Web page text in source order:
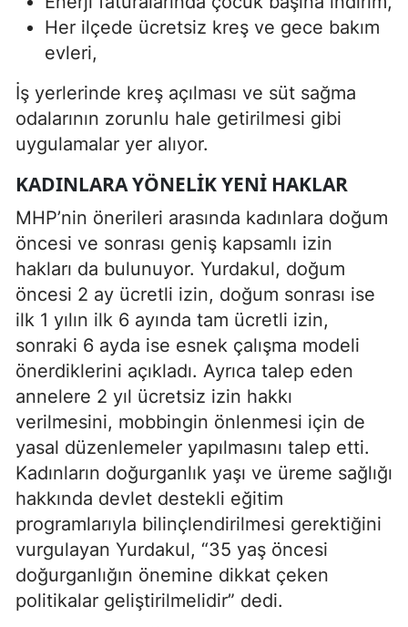
Her ilçede ücretsiz kreş ve gece bakım
evleri,
İş yerlerinde kreş açılması ve süt sağma
odalarının zorunlu hale getirilmesi gibi
uygulamalar yer alıyor.
KADINLARA YÖNELIK YENI HAKLAR
MHP’nin önerileri arasında kadınlara doğum
öncesi ve sonrası geniş kapsamlı izin
hakları da bulunuyor. Yurdakul, doğum
öncesi 2 ay ücretli izin, doğum sonrası ise
ilk 1 yılın ilk 6 ayında tam ücretli izin,
sonraki 6 ayda ise esnek çalışma modeli
önerdiklerini açıkladı. Ayrıca talep eden
annelere 2 yıl ücretsiz izin hakkı
verilmesini, mobbingin önlenmesi için de
yasal düzenlemeler yapılmasını talep etti.
Kadınların doğurganlık yaşı ve üreme sağlığı
hakkında devlet destekli eğitim
programlarıyla bilinçlendirilmesi gerektiğini
vurgulayan Yurdakul, “35 yaş öncesi
doğurganlığın önemine dikkat çeken
politikalar geliştirilmelidir” dedi.